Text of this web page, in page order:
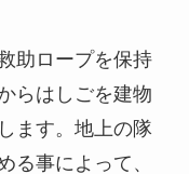
助ロープを保持
らはしごを建物
ます。地上の隊
る事によって、